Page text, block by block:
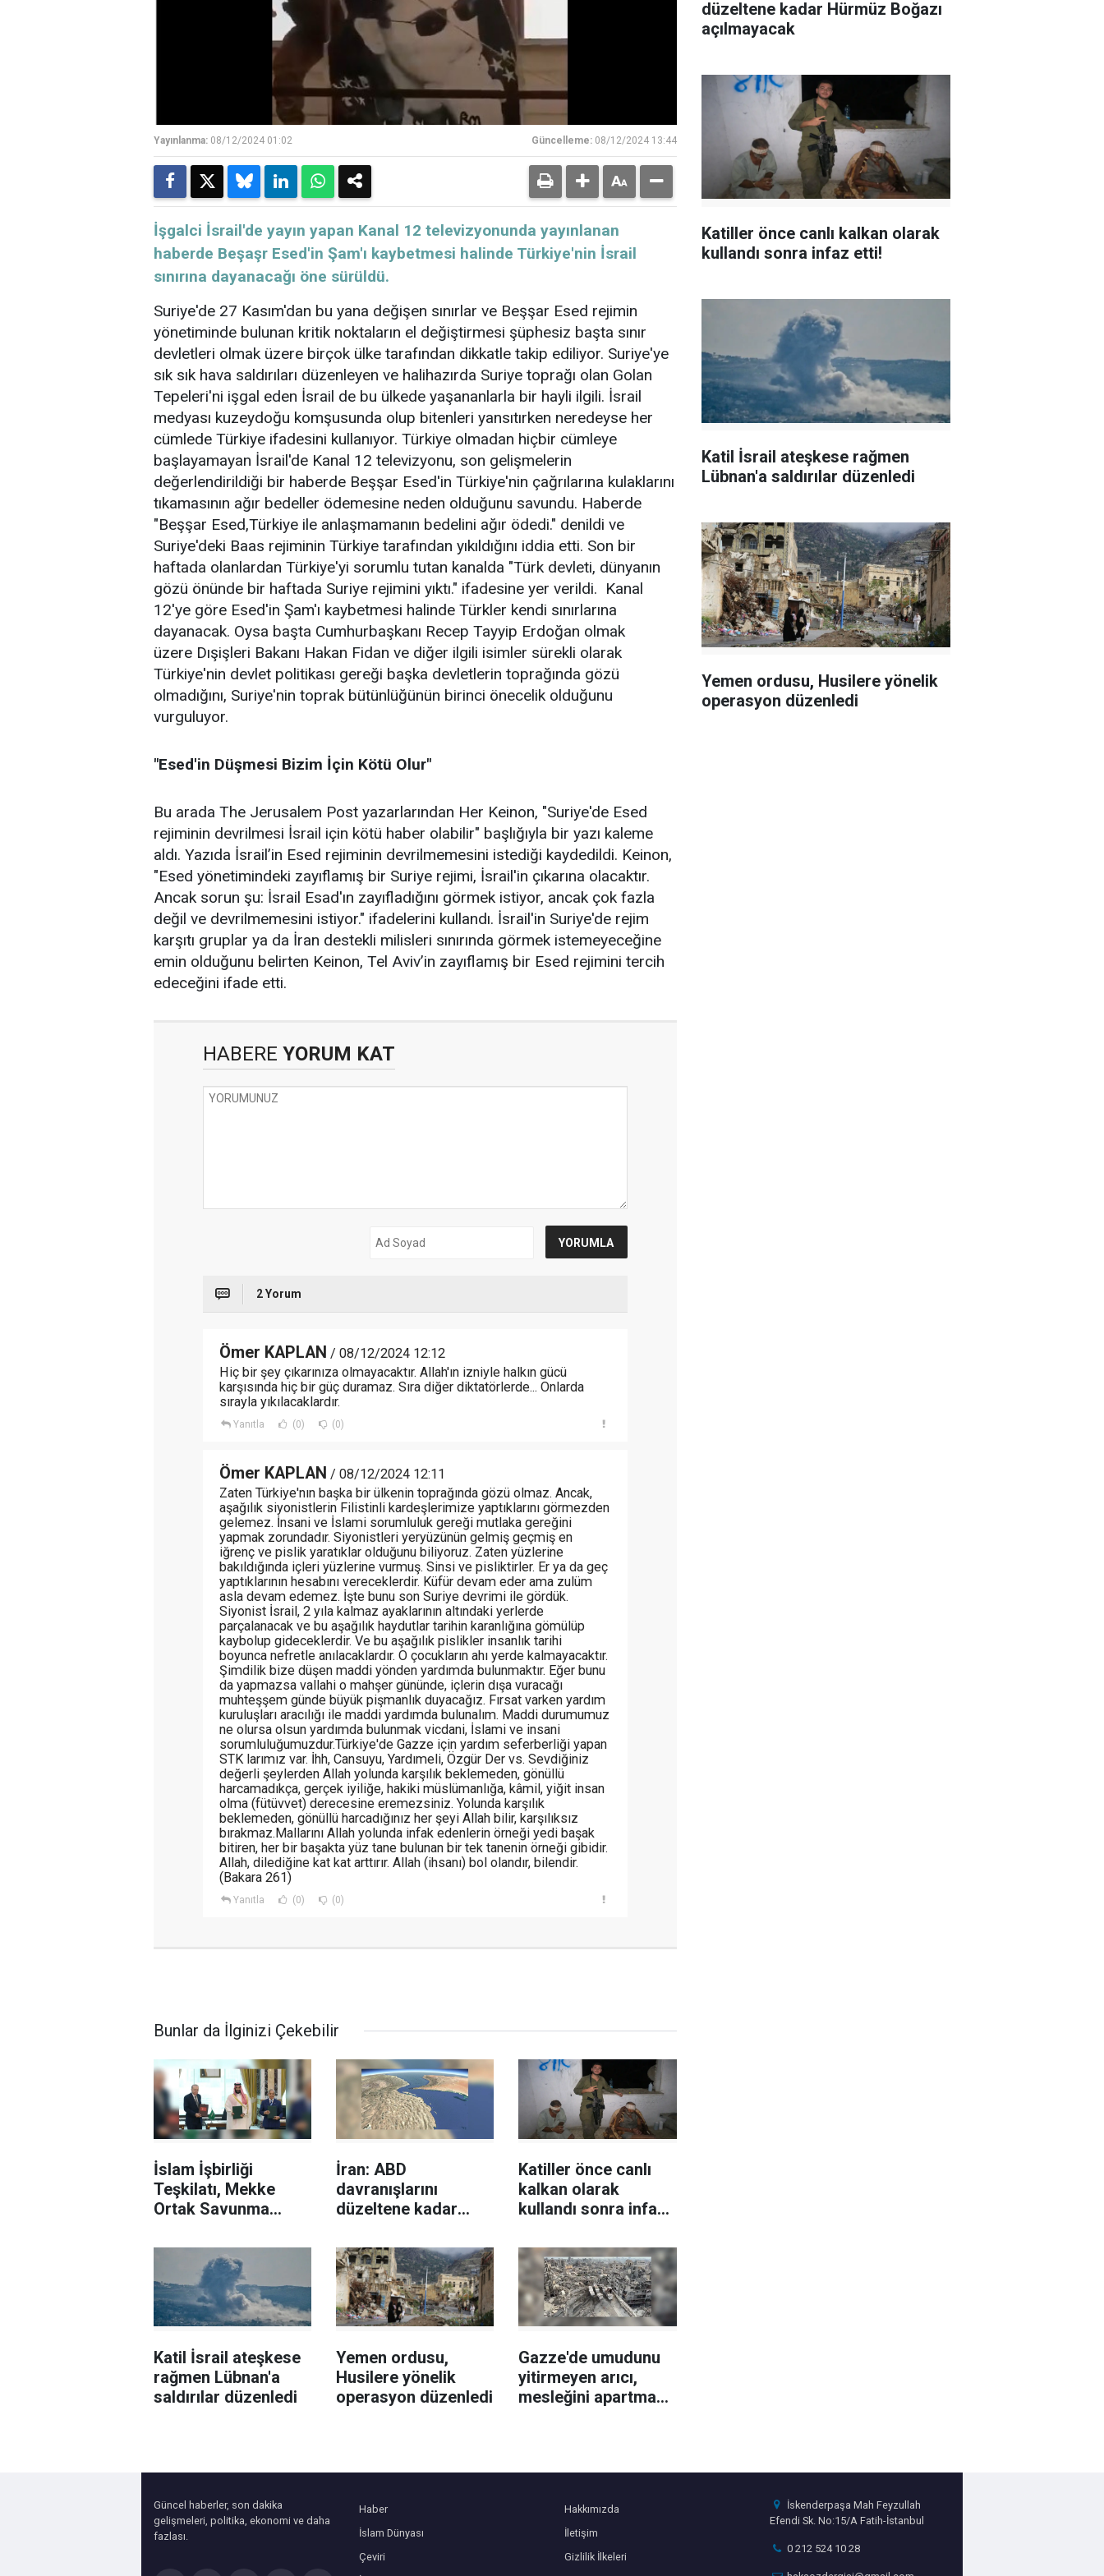
Yayınlanma: 08/12/2024 01:02 Güncelleme: 08/12/2024 13:44
İşgalci İsrail'de yayın yapan Kanal 12 televizyonunda yayınlanan
haberde Beşaşr Esed'in Şam'ı kaybetmesi halinde Türkiye'nin İsrail
sınırına dayanacağı öne sürüldü.
Suriye'de 27 Kasım'dan bu yana değişen sınırlar ve Beşşar Esed rejimin
yönetiminde bulunan kritik noktaların el değiştirmesi şüphesiz başta sınır
devletleri olmak üzere birçok ülke tarafından dikkatle takip ediliyor. Suriye'ye
sık sık hava saldırıları düzenleyen ve halihazırda Suriye toprağı olan Golan
Tepeleri'ni işgal eden İsrail de bu ülkede yaşananlarla bir hayli ilgili. İsrail
medyası kuzeydoğu komşusunda olup bitenleri yansıtırken neredeyse her
cümlede Türkiye ifadesini kullanıyor. Türkiye olmadan hiçbir cümleye
başlayamayan İsrail'de Kanal 12 televizyonu, son gelişmelerin
değerlendirildiği bir haberde Beşşar Esed'in Türkiye'nin çağrılarına kulaklarını
tıkamasının ağır bedeller ödemesine neden olduğunu savundu. Haberde
"Beşşar Esed,Türkiye ile anlaşmamanın bedelini ağır ödedi." denildi ve
Suriye'deki Baas rejiminin Türkiye tarafından yıkıldığını iddia etti. Son bir
haftada olanlardan Türkiye'yi sorumlu tutan kanalda "Türk devleti, dünyanın
gözü önünde bir haftada Suriye rejimini yıktı." ifadesine yer verildi. Kanal
12'ye göre Esed'in Şam'ı kaybetmesi halinde Türkler kendi sınırlarına
dayanacak. Oysa başta Cumhurbaşkanı Recep Tayyip Erdoğan olmak
üzere Dışişleri Bakanı Hakan Fidan ve diğer ilgili isimler sürekli olarak
Türkiye'nin devlet politikası gereği başka devletlerin toprağında gözü
olmadığını, Suriye'nin toprak bütünlüğünün birinci önecelik olduğunu
vurguluyor.
"Esed'in Düşmesi Bizim İçin Kötü Olur"
Bu arada The Jerusalem Post yazarlarından Her Keinon, "Suriye'de Esed
rejiminin devrilmesi İsrail için kötü haber olabilir" başlığıyla bir yazı kaleme
aldı. Yazıda İsrail’in Esed rejiminin devrilmemesini istediği kaydedildi. Keinon,
"Esed yönetimindeki zayıflamış bir Suriye rejimi, İsrail'in çıkarına olacaktır.
Ancak sorun şu: İsrail Esad'ın zayıfladığını görmek istiyor, ancak çok fazla
değil ve devrilmemesini istiyor." ifadelerini kullandı. İsrail'in Suriye'de rejim
karşıtı gruplar ya da İran destekli milisleri sınırında görmek istemeyeceğine
emin olduğunu belirten Keinon, Tel Aviv’in zayıflamış bir Esed rejimini tercih
edeceğini ifade etti.
HABERE YORUM KAT
2 Yorum
Ömer KAPLAN / 08/12/2024 12:12
Hiç bir şey çıkarınıza olmayacaktır. Allah'ın izniyle halkın gücü
karşısında hiç bir güç duramaz. Sıra diğer diktatörlerde... Onlarda
sırayla yıkılacaklardır.
Yanıtla (0) (0)
Ömer KAPLAN / 08/12/2024 12:11
Zaten Türkiye'nın başka bir ülkenin toprağında gözü olmaz. Ancak,
aşağılık siyonistlerin Filistinli kardeşlerimize yaptıklarını görmezden
gelemez. İnsani ve İslami sorumluluk gereği mutlaka gereğini
yapmak zorundadır. Siyonistleri yeryüzünün gelmiş geçmiş en
iğrenç ve pislik yaratıklar olduğunu biliyoruz. Zaten yüzlerine
bakıldığında içleri yüzlerine vurmuş. Sinsi ve pisliktirler. Er ya da geç
yaptıklarının hesabını vereceklerdir. Küfür devam eder ama zulüm
asla devam edemez. İşte bunu son Suriye devrimi ile gördük.
Siyonist İsrail, 2 yıla kalmaz ayaklarının altındaki yerlerde
parçalanacak ve bu aşağılık haydutlar tarihin karanlığına gömülüp
kaybolup gideceklerdir. Ve bu aşağılık pislikler insanlık tarihi
boyunca nefretle anılacaklardır. O çocukların ahı yerde kalmayacaktır.
Şimdilik bize düşen maddi yönden yardımda bulunmaktır. Eğer bunu
da yapmazsa vallahi o mahşer gününde, içlerin dışa vuracağı
muhteşşem günde büyük pişmanlık duyacağız. Fırsat varken yardım
kuruluşları aracılığı ile maddi yardımda bulunalım. Maddi durumumuz
ne olursa olsun yardımda bulunmak vicdani, İslami ve insani
sorumluluğumuzdur.Türkiye'de Gazze için yardım seferberliği yapan
STK larımız var. İhh, Cansuyu, Yardımeli, Özgür Der vs. Sevdiğiniz
değerli şeylerden Allah yolunda karşılık beklemeden, gönüllü
harcamadıkça, gerçek iyiliğe, hakiki müslümanlığa, kâmil, yiğit insan
olma (fütüvvet) derecesine eremezsiniz. Yolunda karşılık
beklemeden, gönüllü harcadığınız her şeyi Allah bilir, karşılıksız
bırakmaz.Mallarını Allah yolunda infak edenlerin örneği yedi başak
bitiren, her bir başakta yüz tane bulunan bir tek tanenin örneği gibidir.
Allah, dilediğine kat kat arttırır. Allah (ihsanı) bol olandır, bilendir.
(Bakara 261)
Yanıtla (0) (0)
Bunlar da İlginizi Çekebilir
İslam İşbirliği
Teşkilatı, Mekke
Ortak Savunma
memnuniyetle
karşıladı
İran: ABD
davranışlarını
düzeltene kadar
açılmayacak
Katiller önce canlı
kalkan olarak
kullandı sonra infaz
Katil İsrail ateşkese
rağmen Lübnan'a
saldırılar düzenledi
Yemen ordusu,
Husilere yönelik
operasyon düzenledi
Gazze'de umudunu
yitirmeyen arıcı,
mesleğini apartman
düzeltene kadar Hürmüz Boğazı
açılmayacak
Katiller önce canlı kalkan olarak
kullandı sonra infaz etti!
Katil İsrail ateşkese rağmen
Lübnan'a saldırılar düzenledi
Yemen ordusu, Husilere yönelik
operasyon düzenledi
Güncel haberler, son dakika
gelişmeleri, politika, ekonomi ve daha
fazlası.
Haber
İslam Dünyası
Çeviri
Hakkımızda
İletişim
Gizlilik İlkeleri
İskenderpaşa Mah Feyzullah
Efendi Sk. No:15/A Fatih-İstanbul
0 212 524 10 28